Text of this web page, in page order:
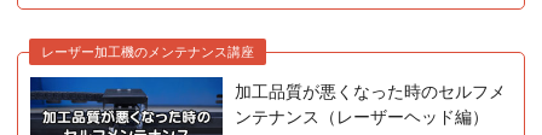
レーザー加工機のメンテナンス講座
加工品質が悪くなった時のセルフメ
ンテナンス（レーザーヘッド編）